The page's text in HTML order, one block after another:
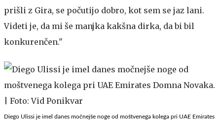
prišli z Gira, se počutijo dobro, kot sem se jaz lani.
Videti je, da mi še manjka kakšna dirka, da bi bil
konkurenčen."
Diego Ulissi je imel danes močnejše noge od moštvenega kolega pri UAE Emirates